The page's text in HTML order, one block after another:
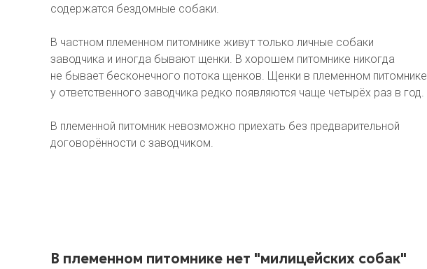
содержатся бездомные собаки.
В частном племенном питомнике живут только личные собаки
заводчика и иногда бывают щенки. В хорошем питомнике никогда
не бывает бесконечного потока щенков. Щенки в племенном питомнике
у ответственного заводчика редко появляются чаще четырёх раз в год.
В племенной питомник невозможно приехать без предварительной
договорённости с заводчиком.
В племенном питомнике нет "милицейских собак"